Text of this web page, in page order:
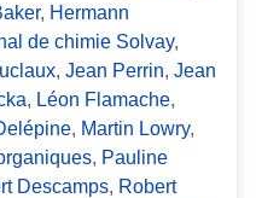
, Hermann
de chimie Solvay,
, Jean Perrin, Jean
, Léon Flamache,
, Martin Lowry,
, Pauline
Descamps, Robert